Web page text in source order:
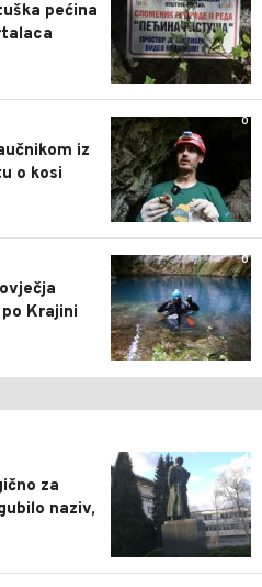
pećina
0
iz
o kosi
0
Krajini
4
za
naziv,